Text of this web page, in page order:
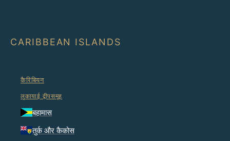
CARIBBEAN ISLANDS
कैरिबियन
लुकायाई द्वीपसमूह
बहामास
तुर्क और कैकोस